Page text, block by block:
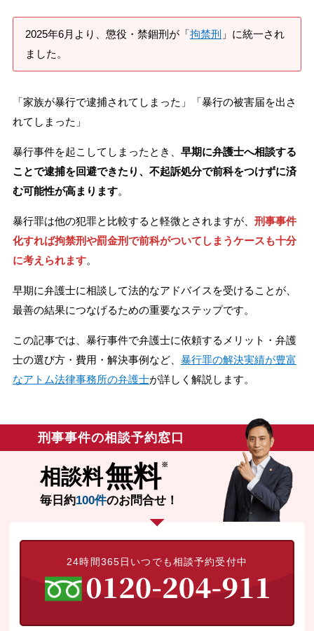
アトムについて知りたい方
弁護士費用
アクセス
解決実績
ご依頼者からのお手紙
無料相談の口コミ評判
刑事事件について知りたい方
刑事事件データベース
2025年6月より、懲役・禁錮刑が「拘禁刑 」に統一され
ました。
「家族が暴行で逮捕されてしまった」「暴行の被害届を出さ
れてしまった」
暴行事件を起こしてしまったとき、 早期に弁護士へ相談する
ことで逮捕を回避できたり、不起訴処分で前科をつけずに済
む可能性が高まります。
暴行罪は他の犯罪と比較すると軽微とされますが、 刑事事件
化すれば拘禁刑や罰金刑で前科がついてしまうケースも十分
に考えられます。
早期に弁護士に相談して法的なアドバイスを受けることが、
最善の結果につなげるための重要なステップです。
この記事では、暴行事件で弁護士に依頼するメリット・弁護
士の選び方・費用・解決事例など、 暴行罪の解決実績が豊富
なアトム法律事務所の弁護士が詳しく解説します。
刑事事件の相談予約窓口
相談料無料
毎日約100件のお問合せ！
24時間365日いつでも相談予約受付中